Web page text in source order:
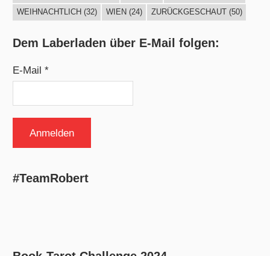
WEIHNACHTLICH (32) WIEN (24) ZURÜCKGESCHAUT(50)
Dem Laberladen über E-Mail folgen:
E-Mail *
#TeamRobert